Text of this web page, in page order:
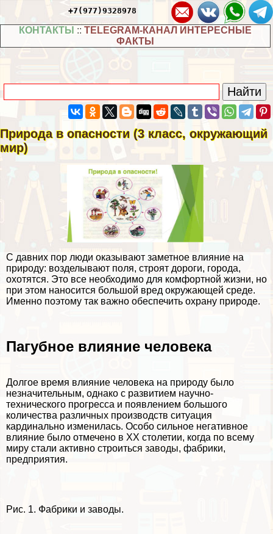
+7(977)9328978
КОНТАКТЫ :: TELEGRAM-КАНАЛ ИНТЕРЕСНЫЕ
ФАКТЫ
Природа в опасности (3 класс, окружающий
мир)
С давних пор люди оказывают заметное влияние на
природу: возделывают поля, строят дороги, города,
охотятся. Это все необходимо для комфортной жизни, но
при этом наносится большой вред окружающей среде.
Именно поэтому так важно обеспечить охрану природе.
Пагубное влияние человека
Долгое время влияние человека на природу было
незначительным, однако с развитием научно-
технического прогресса и появлением большого
количества различных производств ситуация
кардинально изменилась. Особо сильное негативное
влияние было отмечено в ХХ столетии, когда по всему
миру стали активно строиться заводы, фабрики,
предприятия.
Рис. 1. Фабрики и заводы.